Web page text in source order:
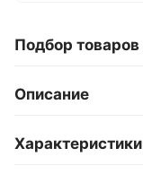
Подбор товаров
Описание
Характеристики